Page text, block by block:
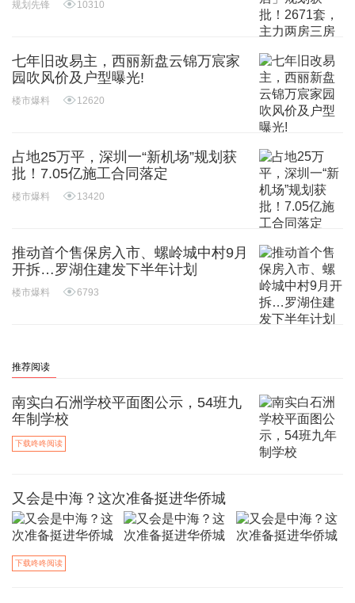
规划先锋 10310
七年旧改易主，西丽新盘云锦万宸家
园吹风价及户型曝光!
楼市爆料 12620
占地25万平，深圳一“新机场”规划获
批！7.05亿施工合同落定
楼市爆料 13420
推动首个售保房入市、螺岭城中村9月
开拆…罗湖住建发下半年计划
楼市爆料 6793
推荐阅读
南实白石洲学校平面图公示，54班九
年制学校
下载咚咚阅读
又会是中海？这次准备挺进华侨城
下载咚咚阅读